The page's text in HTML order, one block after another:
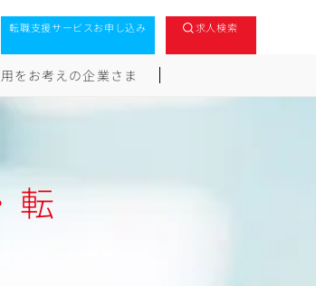
転職支援サービスお申し込み 求人検索
をお考えの企業さま
転